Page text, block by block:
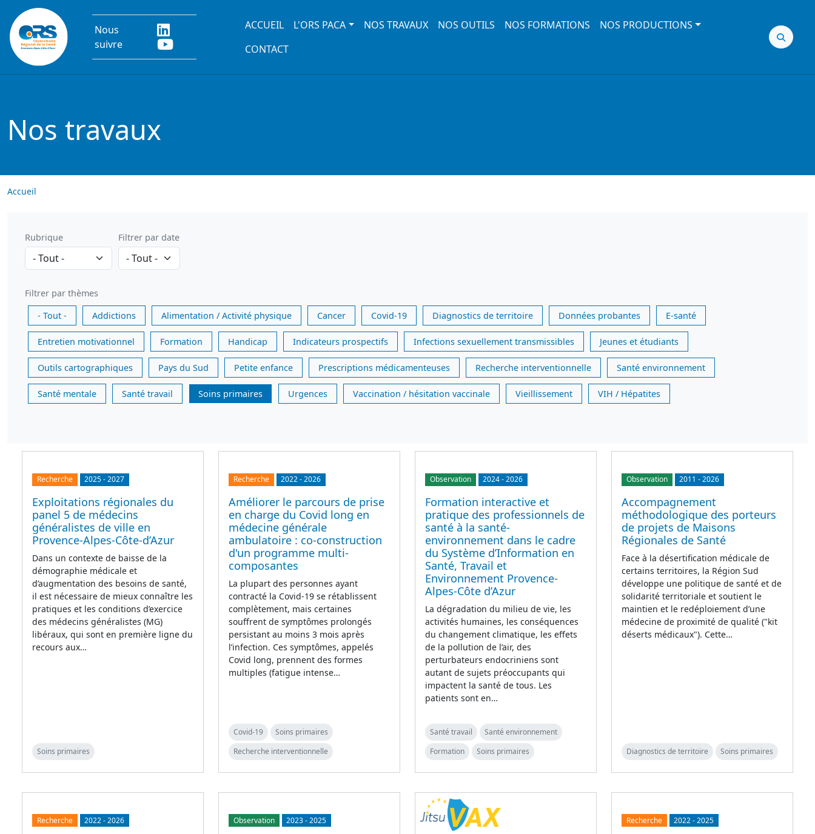
Aller au contenu principal
Nous
suivre
Main navigation
ACCUEIL L'ORS PACA NOS TRAVAUX NOS OUTILS NOS FORMATIONS
NOS PRODUCTIONS
CONTACT
Nos travaux
Accueil
Rubrique Filtrer par date
Filtrer par thèmes
- Tout -
Addictions Alimentation / Activité physique Cancer Covid-19 Diagnostics de territoire Données probantes E-santé
Entretien motivationnel Formation Handicap Indicateurs prospectifs Infections sexuellement transmissibles Jeunes et étudiants
Outils cartographiques Pays du Sud Petite enfance Prescriptions médicamenteuses Recherche interventionnelle Santé environnement
Santé mentale Santé travail Soins primaires Urgences Vaccination / hésitation vaccinale Vieillissement VIH / Hépatites
Recherche 2025-2027
Exploitations régionales du
panel 5 de médecins
généralistes de ville en
Provence-Alpes-Côte-d’Azur
Dans un contexte de baisse de la
démographie médicale et
d’augmentation des besoins de santé,
il est nécessaire de mieux connaître les
pratiques et les conditions d’exercice
des médecins généralistes (MG)
libéraux, qui sont en première ligne du
recours aux…
Soins primaires
Recherche 2022-2026
Améliorer le parcours de prise
en charge du Covid long en
médecine générale
ambulatoire : co-construction
d'un programme multi-
composantes
La plupart des personnes ayant
contracté la Covid-19 se rétablissent
complètement, mais certaines
souffrent de symptômes prolongés
persistant au moins 3 mois après
l’infection. Ces symptômes, appelés
Covid long, prennent des formes
multiples (fatigue intense…
Covid-19
Soins primaires
Recherche interventionnelle
Observation 2024-2026
Formation interactive et
pratique des professionnels de
santé à la santé-
environnement dans le cadre
du Système d’Information en
Santé, Travail et
Environnement Provence-
Alpes-Côte d’Azur
La dégradation du milieu de vie, les
activités humaines, les conséquences
du changement climatique, les effets
de la pollution de l’air, des
perturbateurs endocriniens sont
autant de sujets préoccupants qui
impactent la santé de tous. Les
patients sont en…
Santé travail
Santé environnement
Formation
Soins primaires
Observation 2011 -2026
Accompagnement
méthodologique des porteurs
de projets de Maisons
Régionales de Santé
Face à la désertification médicale de
certains territoires, la Région Sud
développe une politique de santé et de
solidarité territoriale et soutient le
maintien et le redéploiement d’une
médecine de proximité de qualité ("kit
déserts médicaux"). Cette…
Diagnostics de territoire Soins primaires
Recherche 2022-2026 Observation 2023-2025 Recherche 2022-2025